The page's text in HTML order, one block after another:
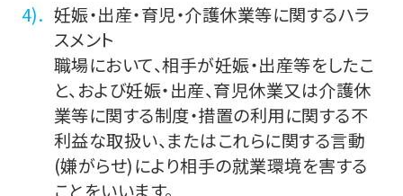
妊娠・出産・育児・介護休業等に関するハラ
スメント
職場において、相手が妊娠・出産等をしたこ
と、および妊娠・出産、育児休業又は介護休
業等に関する制度・措置の利用に関する不
利益な取扱い、またはこれらに関する言動
(嫌がらせ)により相手の就業環境を害する
ことをいいます。